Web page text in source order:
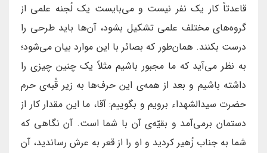
قاعدتاً کار یک نفر نیست و می‌بایست یک لُجنه علمی از
گروه‌های مختلف علمی تشکیل بشود، آن‌ها باید طرحی را
درست بکنند. همان‌طور که بصائر با این موارد بیان می‌شود؛
به نظر می‌آید که ما مجبور باشیم مثلاً یک چنین چیزی را
داشته باشیم و بعد از همه‌ی این حرف‌ها به زیر قُبه‌ی حرم
حضرت سیدالشهداء برویم و بگوییم: آقا، ما این مقدار کار از
دستمان برمی‌آمد و بقیّه‌ی آن با شما است. آن نگاهی که
شما به جناب زُهیر کردید و او را از قعر به عرش رساندید، آن